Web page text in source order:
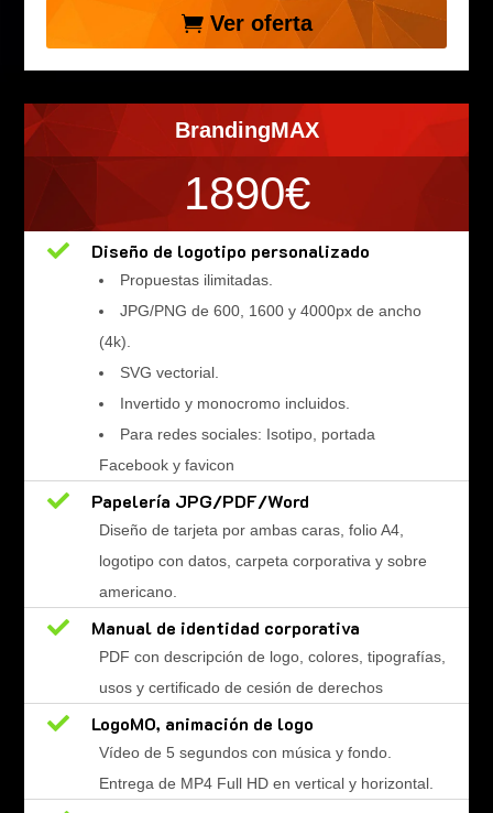
Ver oferta
BrandingMAX
1890€
 Diseño de logotipo personalizado
Propuestas ilimitadas.
JPG/PNG de 600, 1600 y 4000px de ancho
(4k).
SVG vectorial.
Invertido y monocromo incluidos.
Para redes sociales: Isotipo, portada
Facebook y favicon
 Papelería JPG/PDF/Word
Diseño de tarjeta por ambas caras, folio A4,
logotipo con datos, carpeta corporativa y sobre
americano.
 Manual de identidad corporativa
PDF con descripción de logo, colores, tipografías,
usos y certificado de cesión de derechos
 LogoMO, animación de logo
Vídeo de 5 segundos con música y fondo.
Entrega de MP4 Full HD en vertical y horizontal.